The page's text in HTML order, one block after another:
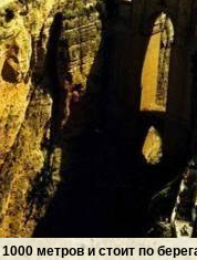
метров и стоит по